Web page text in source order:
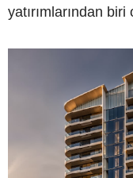
yatırımlarından biri